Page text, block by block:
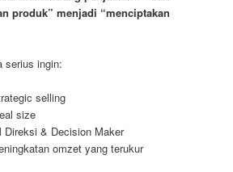
produk” menjadi “menciptakan
serius ingin:
selling
size
Direksi & Decision Maker
omzet yang terukur